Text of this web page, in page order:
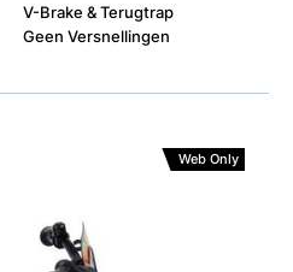
V-Brake & Terugtrap
Geen Versnellingen
Web Only